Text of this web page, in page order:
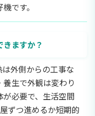
です。
ますか？
外側からの工事な
生で外観は変わり
必要で、生活空間
ずつ進めるか短期的